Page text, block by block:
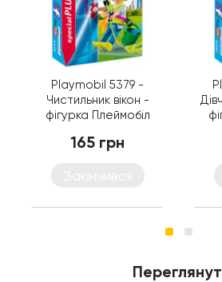
Playmobil 5379 -
Чистильник вікон -
фігурка Плеймобіл
165 грн